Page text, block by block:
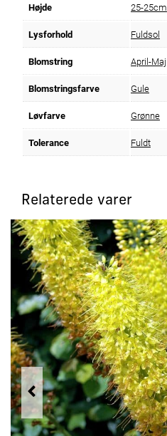
Højde 25-25cm
Lysforhold Fuldsol
Blomstring April-Maj
Blomstringsfarve Gule
Løvfarve Grønne
Tolerance Fuldt
Relaterede varer